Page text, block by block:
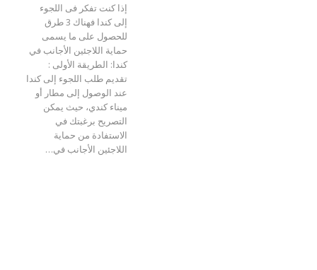
إذا كنت تفكر فى اللجوء
إلى كندا فهناك 3 طرق
للحصول على ما يسمى
حماية اللاجئين الأجانب في
كندا: الطريقة الأولى :
تقديم طلب اللجوء إلى كندا
عند الوصول إلى مطار أو
ميناء كندي، حيث يمكن
التصريح برغبتك في
الاستفادة من حماية
اللاجئين الأجانب في…